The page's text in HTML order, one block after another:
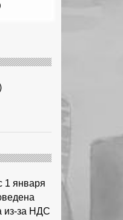
января
из‑за НДС